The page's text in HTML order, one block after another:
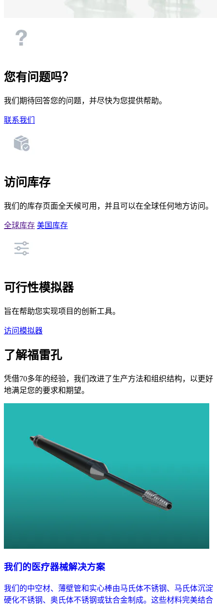
您有问题吗？
我们期待回答您的问题，并尽快为您提供帮助。
联系我们
访问库存
我们的库存页面全天候可用，并且可以在全球任何地方访问。
全球库存 美国库存
可行性模拟器
旨在帮助您实现项目的创新工具。
访问模拟器
了解福雷孔
凭借70多年的经验，我们改进了生产方法和组织结构，以更好
地满足您的要求和期望。
我们的医疗器械解决方案
我们的中空材、薄壁管和实心棒由马氏体不锈钢、马氏体沉淀
硬化不锈钢、奥氏体不锈钢或钛合金制成。这些材料完美结合